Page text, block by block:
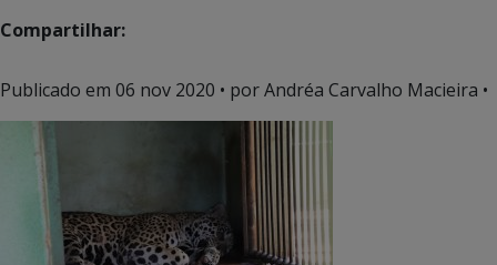
Compartilhar:
Publicado em 06 nov 2020 • por Andréa Carvalho Macieira •